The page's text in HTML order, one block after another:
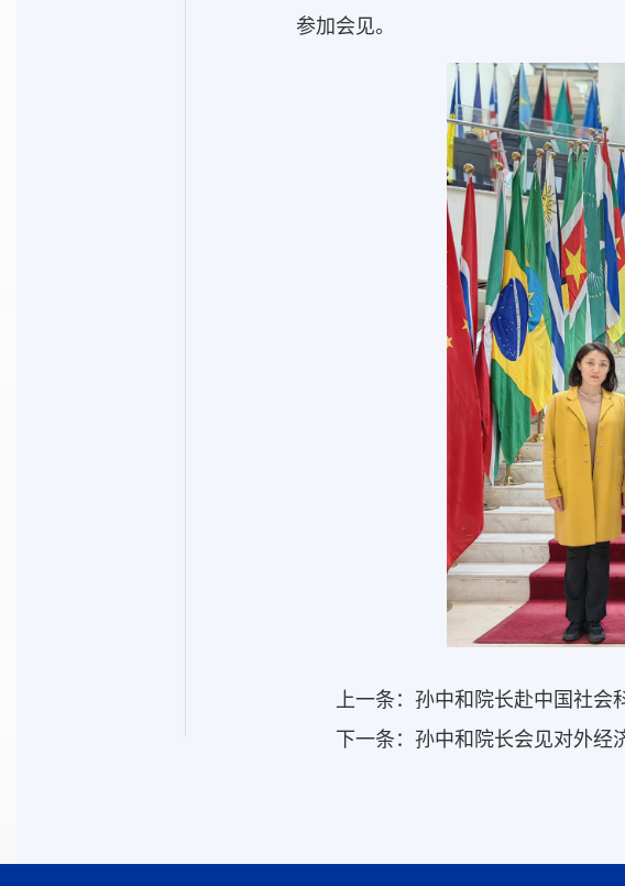
参加会见。
上一条： 孙中和院长赴中国社会
下一条： 孙中和院长会见对外经